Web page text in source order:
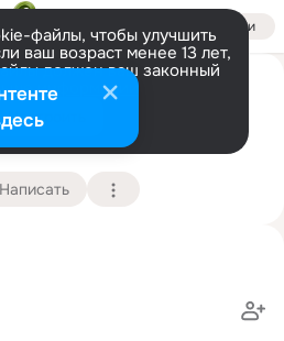
Войти
файлы, чтобы улучшить
ваш возраст менее 13 лет,
должен ваш законный
информации
Настроить
ноября (40 лет)
колледж им. Н.А. Некрасова
Подробнее
Написать